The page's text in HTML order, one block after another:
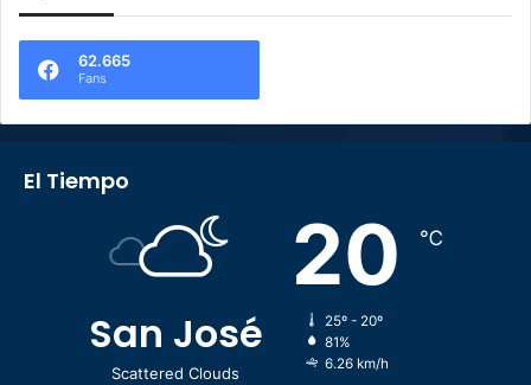
62.665
Fans
El Tiempo
San José
Scattered Clouds
20 ℃
25º - 20º
81%
6.26 km/h